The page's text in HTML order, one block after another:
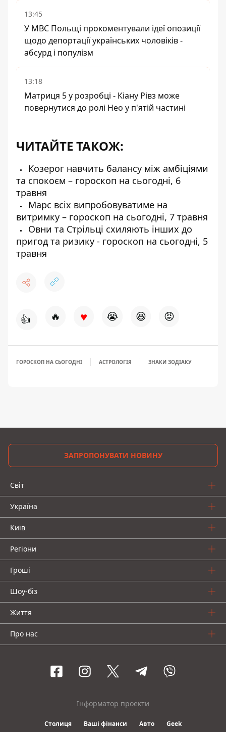
13:45
У МВС Польщі прокоментували ідеї опозиції
щодо депортації українських чоловіків -
абсурд і популізм
13:18
Матриця 5 у розробці - Кіану Рівз може
повернутися до ролі Нео у п'ятій частині
ЧИТАЙТЕ ТАКОЖ:
Козерог навчить балансу між амбіціями
та спокоєм – гороскоп на сьогодні, 6
травня
Марс всіх випробовуватиме на
витримку – гороскоп на сьогодні, 7 травня
Овни та Стрільці схиляють інших до
пригод та ризику - гороскоп на сьогодні, 5
травня
👍 🔥 ♥ 😭 😆 😡
ГОРОСКОП НА СЬОГОДНІ АСТРОЛОГІЯ ЗНАКИ ЗОДІАКУ
ЗАПРОПОНУВАТИ НОВИНУ
Світ
Україна
Київ
Регіони
Гроші
Шоу-біз
Життя
Про нас
Інформатор проекти
Столиця Ваші фінанси Авто Geek